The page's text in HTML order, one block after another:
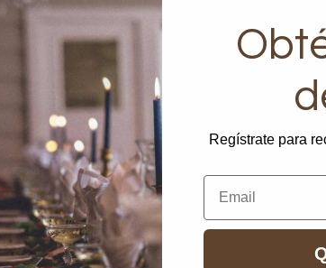
según la etiqueta (13 de septiembre
orden tradicional debe ser: entrante
Regístrate para
Email